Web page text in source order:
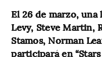
El 26 de marzo,
Levy, Steve Martin,
Stamos, Norman
participará en